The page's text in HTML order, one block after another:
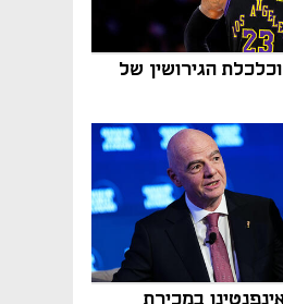
הגירושין של
במכירת